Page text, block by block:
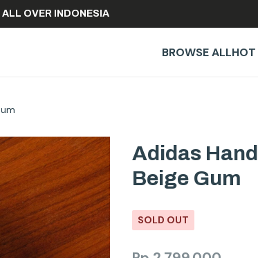
ALL OVER INDONESIA
BROWSE ALL
Adidas
Beige Gum
SOLD OUT